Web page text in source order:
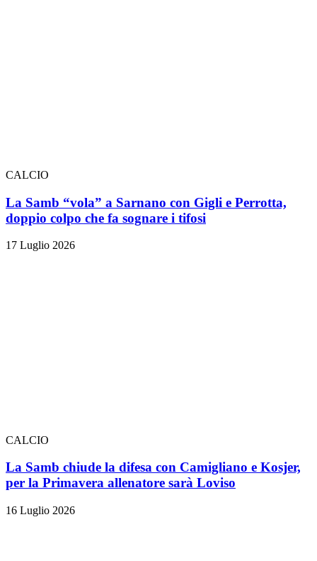
CALCIO
La Samb “vola” a Sarnano con Gigli e Perrotta,
doppio colpo che fa sognare i tifosi
17 Luglio 2026
CALCIO
La Samb chiude la difesa con Camigliano e Kosjer,
per la Primavera allenatore sarà Loviso
16 Luglio 2026